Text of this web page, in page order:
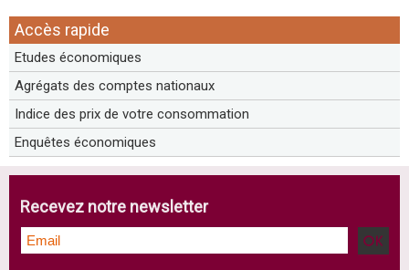
Accès rapide
Etudes économiques
Agrégats des comptes nationaux
Indice des prix de votre consommation
Enquêtes économiques
Recevez notre newsletter